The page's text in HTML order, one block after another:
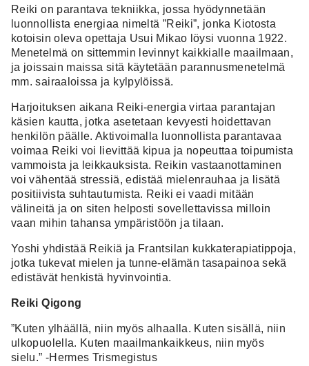
Reiki on parantava tekniikka, jossa hyödynnetään
luonnollista energiaa nimeltä ”Reiki”, jonka Kiotosta
kotoisin oleva opettaja Usui Mikao löysi vuonna 1922.
Menetelmä on sittemmin levinnyt kaikkialle maailmaan,
ja joissain maissa sitä käytetään parannusmenetelmä
mm. sairaaloissa ja kylpylöissä.
Harjoituksen aikana Reiki-energia virtaa parantajan
käsien kautta, jotka asetetaan kevyesti hoidettavan
henkilön päälle. Aktivoimalla luonnollista parantavaa
voimaa Reiki voi lievittää kipua ja nopeuttaa toipumista
vammoista ja leikkauksista. Reikin vastaanottaminen
voi vähentää stressiä, edistää mielenrauhaa ja lisätä
positiivista suhtautumista. Reiki ei vaadi mitään
välineitä ja on siten helposti sovellettavissa milloin
vaan mihin tahansa ympäristöön ja tilaan.
Yoshi yhdistää Reikiä ja Frantsilan kukkaterapiatippoja,
jotka tukevat mielen ja tunne-elämän tasapainoa sekä
edistävät henkistä hyvinvointia.
Reiki Qigong
”Kuten ylhäällä, niin myös alhaalla. Kuten sisällä, niin
ulkopuolella. Kuten maailmankaikkeus, niin myös
sielu.” -Hermes Trismegistus